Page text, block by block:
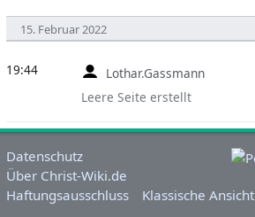
15. Februar 2022
Lothar.Gassmann
Leere Seite erstellt
19:44
Datenschutz
Über Christ-Wiki.de
Haftungsausschluss
Klassische Ansicht